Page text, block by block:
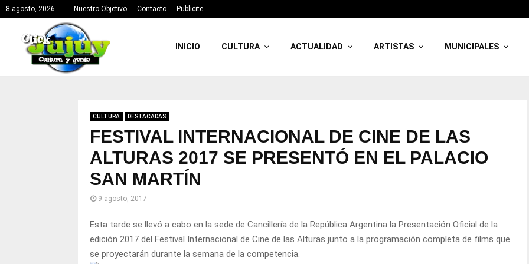
8 agosto, 2026 Nuestro Objetivo Contacto Publicite
INICIO CULTURA ACTUALIDAD ARTISTAS MUNICIPALES
CULTURA DESTACADAS
FESTIVAL INTERNACIONAL DE CINE DE LAS
ALTURAS 2017 SE PRESENTÓ EN EL PALACIO
SAN MARTÍN
9 agosto, 2017
Esta tarde se llevó a cabo en la sede de Cancillería de la República Argentina la Presentación Oficial de la
edición 2017 del Festival Internacional de Cine de las Alturas junto a la programación completa de films que
se proyectarán durante la semana de la competencia.